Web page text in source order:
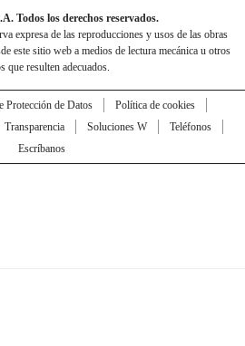
Todos los derechos reservados.
expresa de las reproducciones y usos de las obras
este sitio web a medios de lectura mecánica u otros
que resulten adecuados.
Protección de Datos
Política de cookies
Transparencia Soluciones W
Teléfonos
Escríbanos